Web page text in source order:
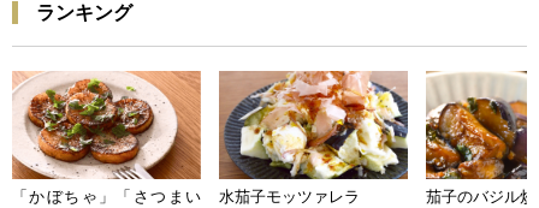
ランキング
「かぼちゃ」「さつまい
水茄子モッツァレラ 茄子のバジル炒